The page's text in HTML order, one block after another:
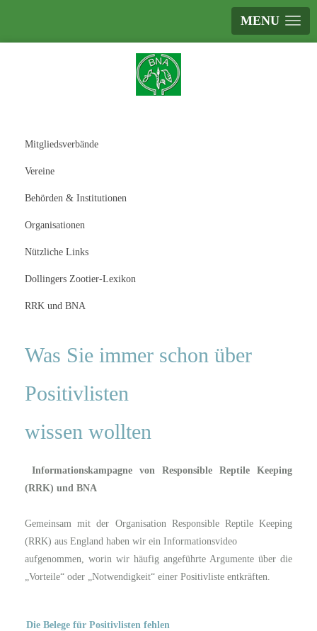
MENU
Mitgliedsverbände
Vereine
Behörden & Institutionen
Organisationen
Nützliche Links
Dollingers Zootier-Lexikon
RRK und BNA
Was Sie immer schon über
Positivlisten
wissen wollten
Informationskampagne von Responsible Reptile Keeping
(RRK) und BNA
Gemeinsam mit der Organisation Responsible Reptile Keeping
(RRK) aus England haben wir ein Informationsvideo
aufgenommen, worin wir häufig angeführte Argumente über die
„Vorteile“ oder „Notwendigkeit“ einer Positivliste entkräften.
Die Belege für Positivlisten fehlen